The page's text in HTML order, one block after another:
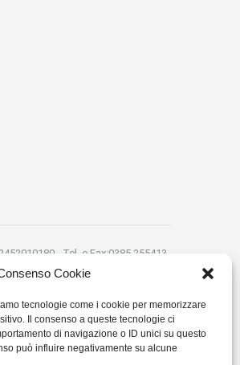
Cookie
tecnologie come i cookie per memorizzare
Il consenso a queste tecnologie ci
di navigazione o ID unici su questo
può influire negativamente su alcune
- Tel. e Fax:0385 255413-
-Privacy Policy